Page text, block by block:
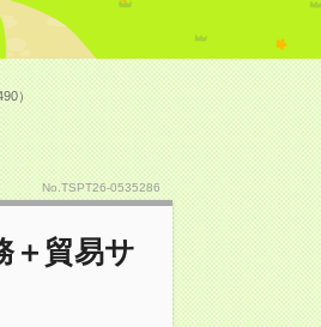
）
No.TSPT26-0535286
＋貿易サ